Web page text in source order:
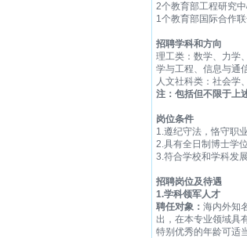
2个教育部工程研究
1个教育部国际合作
招聘学科和方向
理工类：数学、力学
学与工程、信息与通
人文社科类：社会学
注：包括但不限于上
岗位条件
1.遵纪守法，恪守职
2.具有全日制博士学
3.符合学校和学科发
招聘岗位及待遇
1.学科领军人才
聘任对象： 海内外知
出，在本专业领域具
特别优秀的年龄可适